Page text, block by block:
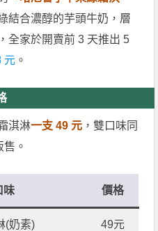
結合濃醇的芋頭牛奶，層
全家於開賣前 3 天推出 5
元 。
淇淋一支 49 元 ，雙口味同
。
味 價格
(奶素) 49元